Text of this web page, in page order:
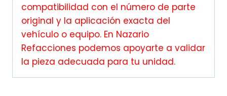
compatibilidad con el número de parte
original y la aplicación exacta del
vehículo o equipo. En Nazario
Refacciones podemos apoyarte a validar
la pieza adecuada para tu unidad.